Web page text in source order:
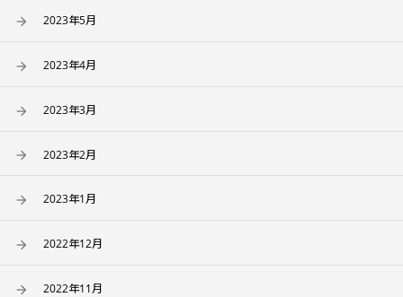
2023年5月
2023年4月
2023年3月
2023年2月
2023年1月
2022年12月
2022年11月